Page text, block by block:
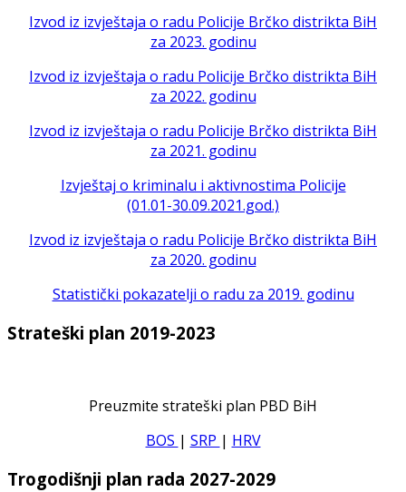
Izvod iz izvještaja o radu Policije Brčko distrikta BiH
za 2023. godinu
Izvod iz izvještaja o radu Policije Brčko distrikta BiH
za 2022. godinu
Izvod iz izvještaja o radu Policije Brčko distrikta BiH
za 2021. godinu
Izvještaj o kriminalu i aktivnostima Policije
(01.01-30.09.2021.god.)
Izvod iz izvještaja o radu Policije Brčko distrikta BiH
za 2020. godinu
Statistički pokazatelji o radu za 2019. godinu
Strateški plan 2019-2023
Preuzmite strateški plan PBD BiH
BOS | SRP | HRV
Trogodišnji plan rada 2027-2029